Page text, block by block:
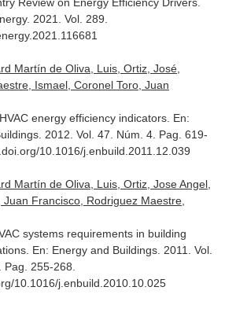
. 2021. Vol. 289.
Martín de Oliva, Luis, Ortiz, José,
Ismael, Coronel Toro, Juan
energy efficiency indicators. En:
. 2012. Vol. 47. Núm. 4. Pag. 619-
10.1016/j.enbuild.2011.12.039
Martín de Oliva, Luis, Ortiz, Jose Angel,
Juan Francisco, Rodriguez Maestre,
systems requirements in building
En: Energy and Buildings. 2011. Vol.
255-268.
10.1016/j.enbuild.2010.10.025